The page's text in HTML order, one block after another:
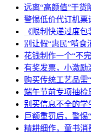
远离“高颜值”干货
警惕低价代订机票
《限制快递过度
别让假“惠民”啃食
花钱制作一个“不
有奖发票，小激励
购买传统工艺品需
端午节前专项抽检
别买信息不全的学
巨额重罚后，警惕
精耕细作，童书消